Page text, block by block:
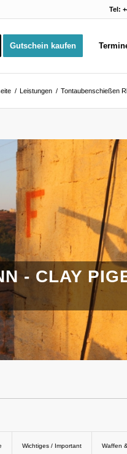
Tel:
Gutschein kaufen
/ Leistungen / Tontaubenschießen
- CLAY
Wichtiges / Important Waffen